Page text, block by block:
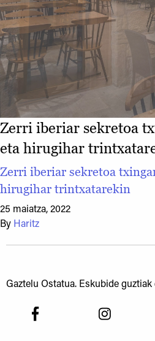
Zerri iberiar sekretoa
eta hirugihar
Zerri iberiar sekretoa
hirugihar trintxatarekin
25 maiatza, 2022
By Haritz
Gaztelu Ostatua. Eskubide